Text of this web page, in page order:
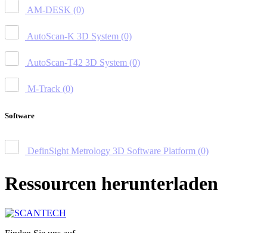
AM-DESK (0)
AutoScan-K 3D System (0)
AutoScan-T42 3D System (0)
M-Track (0)
Software
DefinSight Metrology 3D Software Platform (0)
Ressourcen herunterladen